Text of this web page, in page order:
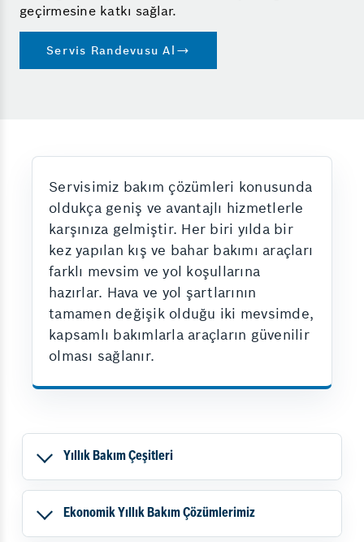
geçirmesine katkı sağlar.
Servis Randevusu Al
Servisimiz bakım çözümleri konusunda
oldukça geniş ve avantajlı hizmetlerle
karşınıza gelmiştir. Her biri yılda bir
kez yapılan kış ve bahar bakımı araçları
farklı mevsim ve yol koşullarına
hazırlar. Hava ve yol şartlarının
tamamen değişik olduğu iki mevsimde,
kapsamlı bakımlarla araçların güvenilir
olması sağlanır.
Yıllık Bakım Çeşitleri
Ekonomik Yıllık Bakım Çözümlerimiz